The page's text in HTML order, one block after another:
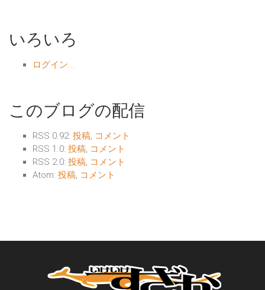
いろいろ
ログイン...
このブログの配信
RSS 0.92: 投稿, コメント
RSS 1.0: 投稿, コメント
RSS 2.0: 投稿, コメント
Atom: 投稿, コメント